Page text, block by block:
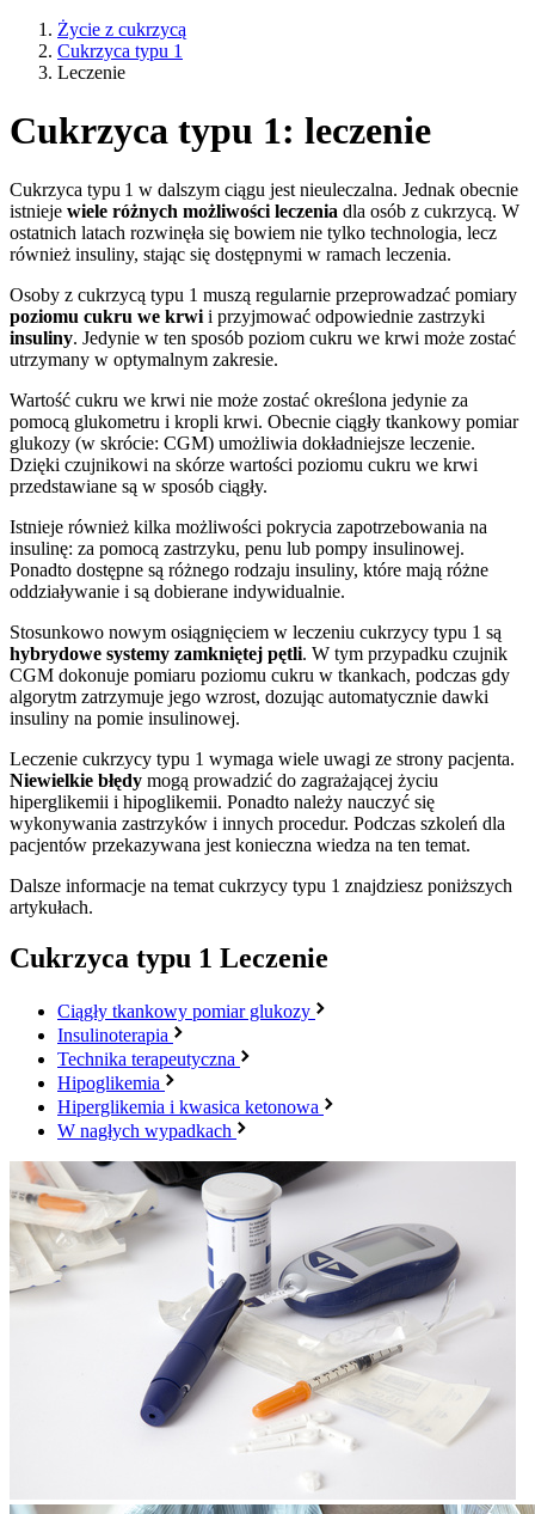
Życie z cukrzycą
Cukrzyca typu 1
Leczenie
Cukrzyca typu 1: leczenie
Cukrzyca typu 1 w dalszym ciągu jest nieuleczalna. Jednak obecnie
istnieje wiele różnych możliwości leczenia dla osób z cukrzycą. W
ostatnich latach rozwinęła się bowiem nie tylko technologia, lecz
również insuliny, stając się dostępnymi w ramach leczenia.
Osoby z cukrzycą typu 1 muszą regularnie przeprowadzać pomiary
poziomu cukru we krwi i przyjmować odpowiednie zastrzyki
insuliny. Jedynie w ten sposób poziom cukru we krwi może zostać
utrzymany w optymalnym zakresie.
Wartość cukru we krwi nie może zostać określona jedynie za
pomocą glukometru i kropli krwi. Obecnie ciągły tkankowy pomiar
glukozy (w skrócie: CGM) umożliwia dokładniejsze leczenie.
Dzięki czujnikowi na skórze wartości poziomu cukru we krwi
przedstawiane są w sposób ciągły.
Istnieje również kilka możliwości pokrycia zapotrzebowania na
insulinę: za pomocą zastrzyku, penu lub pompy insulinowej.
Ponadto dostępne są różnego rodzaju insuliny, które mają różne
oddziaływanie i są dobierane indywidualnie.
Stosunkowo nowym osiągnięciem w leczeniu cukrzycy typu 1 są
hybrydowe systemy zamkniętej pętli. W tym przypadku czujnik
CGM dokonuje pomiaru poziomu cukru w tkankach, podczas gdy
algorytm zatrzymuje jego wzrost, dozując automatycznie dawki
insuliny na pomie insulinowej.
Leczenie cukrzycy typu 1 wymaga wiele uwagi ze strony pacjenta.
Niewielkie błędy mogą prowadzić do zagrażającej życiu
hiperglikemii i hipoglikemii. Ponadto należy nauczyć się
wykonywania zastrzyków i innych procedur. Podczas szkoleń dla
pacjentów przekazywana jest konieczna wiedza na ten temat.
Dalsze informacje na temat cukrzycy typu 1 znajdziesz poniższych
artykułach.
Cukrzyca typu 1 Leczenie
Ciągły tkankowy pomiar glukozy
Insulinoterapia
Technika terapeutyczna
Hipoglikemia
Hiperglikemia i kwasica ketonowa
W nagłych wypadkach